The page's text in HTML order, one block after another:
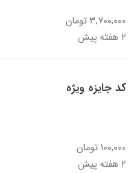
۳,۷۰۰,۰۰۰ تومان
۲ هفته پیش
کد جایزه ویژه
۱۰۰,۰۰۰ تومان
۲ هفته پیش